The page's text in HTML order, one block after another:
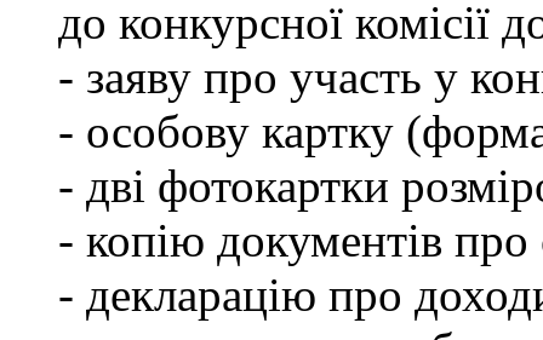
до конкурсної комісії
- заяву про участь у
- особову картку
- дві фотокартки
- копію документів про
- декларацію про